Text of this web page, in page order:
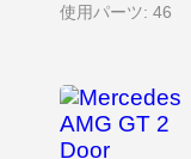
使用パーツ: 46